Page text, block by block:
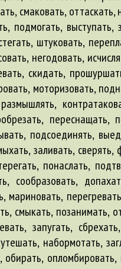
смаковать,
подмогать,
штуковать,
негодовать,
скидать,
моторизовать,
переснащать,
подсоединять,
заливать,
понаслать,
сообразовать,
смыкать, позанимать,
запугать,
набормотать,